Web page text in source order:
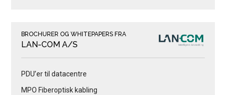
BROCHURER OG WHITEPAPERS FRA
LAN-COM A/S
PDU’er til datacentre
MPO Fiberoptisk kabling